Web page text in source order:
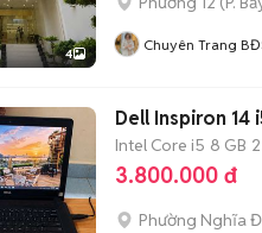
4
Chuyên Trang
Dell Inspiron 14
Intel Core i5 8 GB
3.800.000 đ
Phường Nghĩa